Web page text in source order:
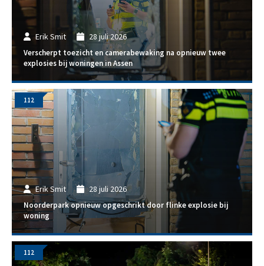
Erik Smit 28 juli 2026
Verscherpt toezicht en camerabewaking na opnieuw twee
explosies bij woningen in Assen
Erik Smit 28 juli 2026
Noorderpark opnieuw opgeschrikt door flinke explosie bij
woning
112
112